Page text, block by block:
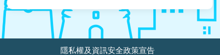
隱私權及資訊安全政策宣告